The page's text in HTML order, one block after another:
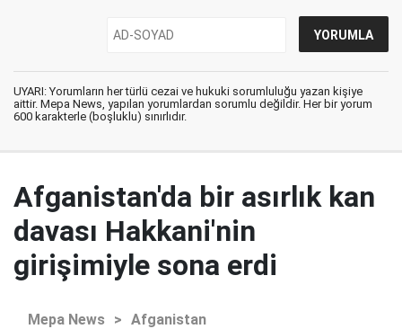
UYARI: Yorumların her türlü cezai ve hukuki sorumluluğu yazan kişiye
aittir. Mepa News, yapılan yorumlardan sorumlu değildir. Her bir yorum
600 karakterle (boşluklu) sınırlıdır.
Afganistan'da bir asırlık kan
davası Hakkani'nin
girişimiyle sona erdi
Mepa News > Afganistan